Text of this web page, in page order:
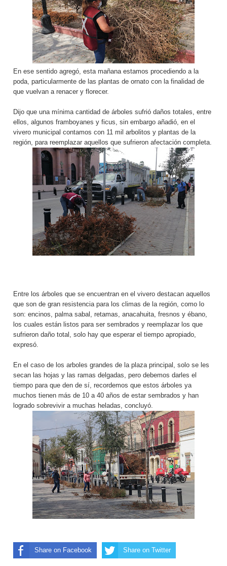
En ese sentido agregó, esta mañana estamos procediendo a la
poda, particularmente de las plantas de ornato con la finalidad de
que vuelvan a renacer y florecer.
Dijo que una mínima cantidad de árboles sufrió daños totales, entre
ellos, algunos framboyanes y ficus, sin embargo añadió, en el
vivero municipal contamos con 11 mil arbolitos y plantas de la
región, para reemplazar aquellos que sufrieron afectación completa.
Entre los árboles que se encuentran en el vivero destacan aquellos
que son de gran resistencia para los climas de la región, como lo
son: encinos, palma sabal, retamas, anacahuita, fresnos y ébano,
los cuales están listos para ser sembrados y reemplazar los que
sufrieron daño total, solo hay que esperar el tiempo apropiado,
expresó.
En el caso de los arboles grandes de la plaza principal, solo se les
secan las hojas y las ramas delgadas, pero debemos darles el
tiempo para que den de sí, recordemos que estos árboles ya
muchos tienen más de 10 a 40 años de estar sembrados y han
logrado sobrevivir a muchas heladas, concluyó.
Share on Facebook Share on Twitter